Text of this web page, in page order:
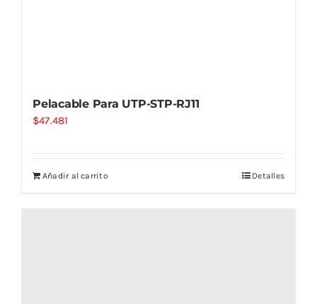
Pelacable Para UTP-STP-RJ11
$47.481
Añadir al carrito Detalles